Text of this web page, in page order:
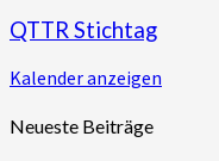
QTTR Stichtag
Kalender anzeigen
Neueste Beiträge